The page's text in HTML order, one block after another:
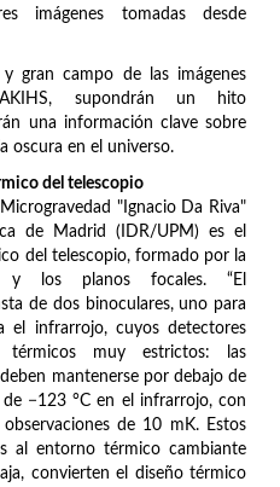
imágenes tomadas desde
gran campo de las imágenes
supondrán un hito
una información clave sobre
oscura en el universo.
del telescopio
"Ignacio Da Riva"
de Madrid (IDR/UPM) es el
del telescopio, formado por la
y los planos focales. “El
de dos binoculares, uno para
el infrarrojo, cuyos detectores
térmicos muy estrictos: las
mantenerse por debajo de
−123 °C en el infrarrojo, con
de 10 mK. Estos
al entorno térmico cambiante
convierten el diseño térmico